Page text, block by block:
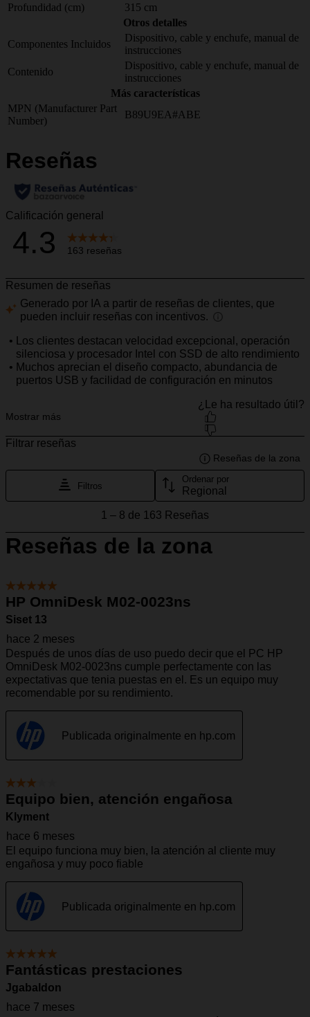
Profundidad (cm)
315 cm
Otros detalles
Componentes Incluidos
Dispositivo, cable y enchufe, manual de
instrucciones
Contenido
Dispositivo, cable y enchufe, manual de
instrucciones
Más características
MPN (Manufacturer Part
Number)
B89U9EA#ABE